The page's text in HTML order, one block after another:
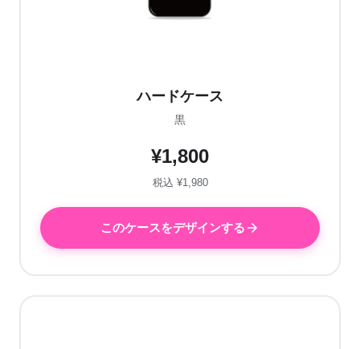
ハードケース
黒
¥1,800
税込 ¥1,980
このケースをデザインする